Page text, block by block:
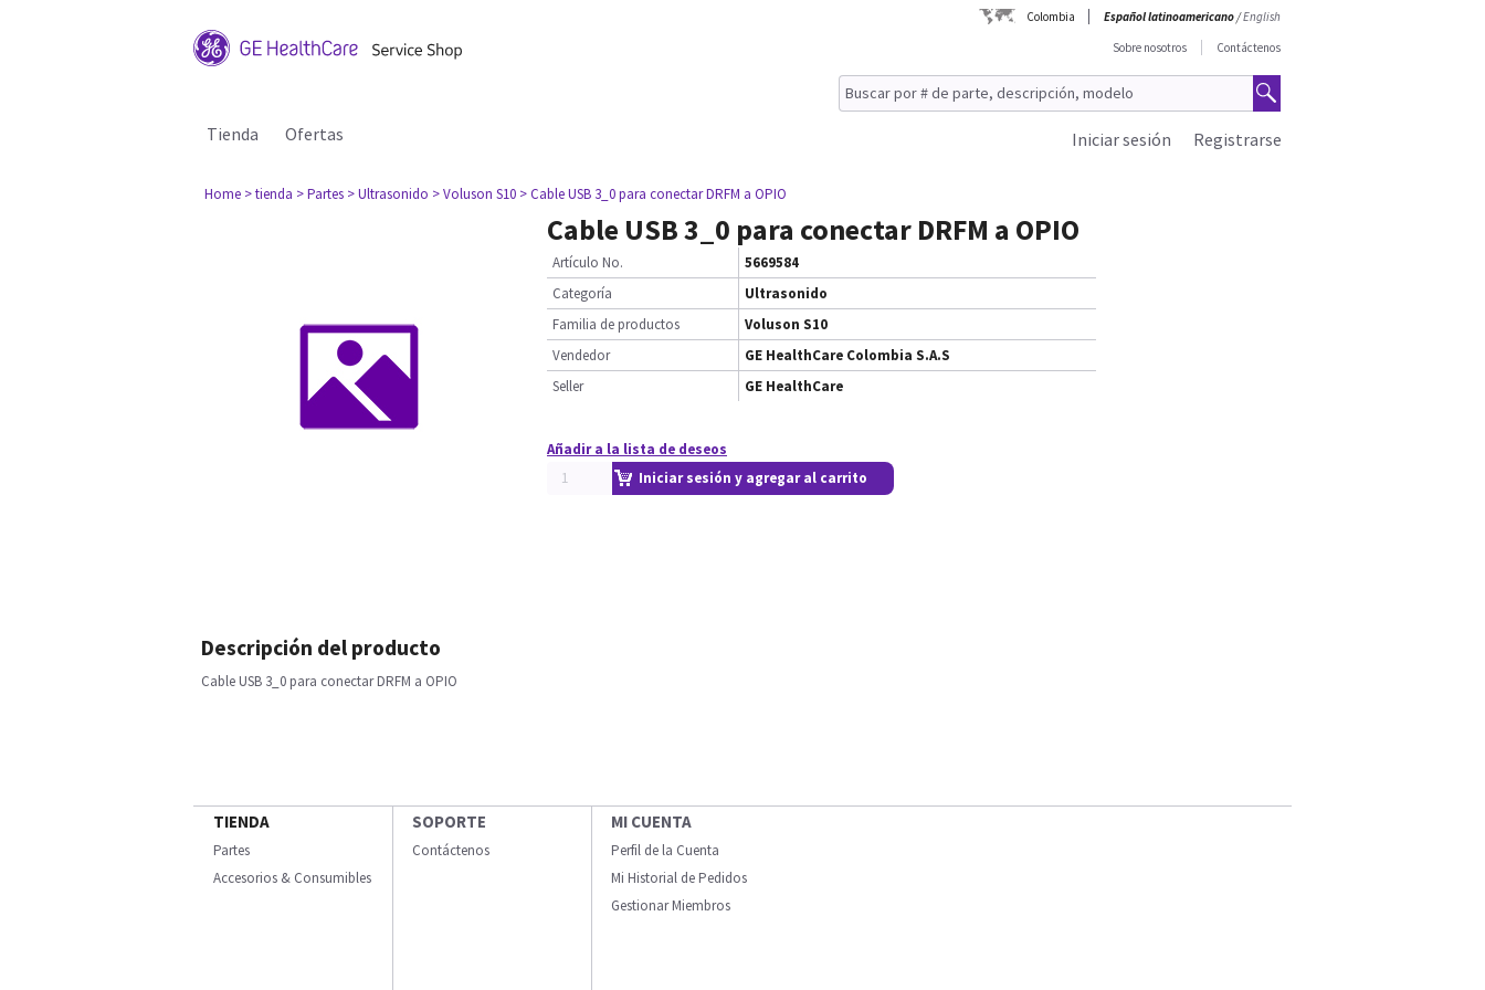
Colombia Español latinoamericano/English
Sobre nosotros
Contáctenos
Tienda Ofertas Registrarse
Iniciar sesión
Home > tienda > Partes > Ultrasonido > Voluson S10 > Cable USB 3_0 para conectar DRFM a OPIO
Cable USB 3_0 para conectar DRFM a OPIO
Artículo No.
5669584
Categoría
Ultrasonido
Familia de productos
Voluson S10
Vendedor
GE HealthCare Colombia S.A.S
Seller
GE HealthCare
Añadir a la lista de deseos
Iniciar sesión y agregar al carrito
Descripción del producto
Cable USB 3_0 para conectar DRFM a OPIO
TIENDA
Partes
Accesorios & Consumibles
SOPORTE
Contáctenos
MI CUENTA
Perfil de la Cuenta
Mi Historial de Pedidos
Gestionar Miembros